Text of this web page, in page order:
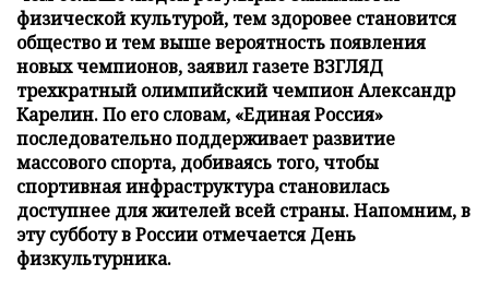
физической культурой, тем здоровее становится
общество и тем выше вероятность появления
новых чемпионов, заявил газете ВЗГЛЯД
трехкратный олимпийский чемпион Александр
Карелин. По его словам, «Единая Россия»
последовательно поддерживает развитие
массового спорта, добиваясь того, чтобы
спортивная инфраструктура становилась
доступнее для жителей всей страны. Напомним, в
эту субботу в России отмечается День
физкультурника.